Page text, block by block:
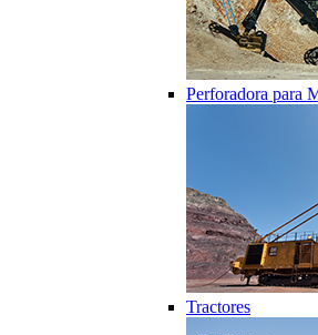
Perforadora para
Tractores